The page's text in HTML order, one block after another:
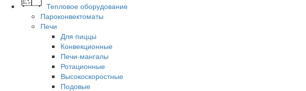
Тепловое оборудование
Пароконвектоматы
Печи
Для пиццы
Конвекционные
Печи-мангалы
Ротационные
Высокоскоростные
Подовые